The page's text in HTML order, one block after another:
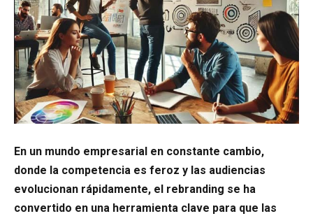
En un mundo empresarial en constante cambio,
donde la competencia es feroz y las audiencias
evolucionan rápidamente, el rebranding se ha
convertido en una herramienta clave para que las